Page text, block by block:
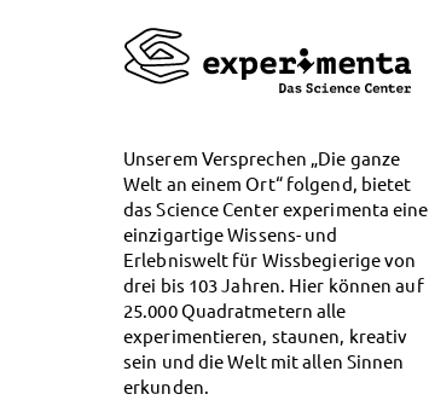
Unserem Versprechen „Die ganze
Welt an einem Ort“ folgend, bietet
das Science Center experimenta eine
einzigartige Wissens- und
Erlebniswelt für Wissbegierige von
drei bis 103 Jahren. Hier können auf
25.000 Quadratmetern alle
experimentieren, staunen, kreativ
sein und die Welt mit allen Sinnen
erkunden.